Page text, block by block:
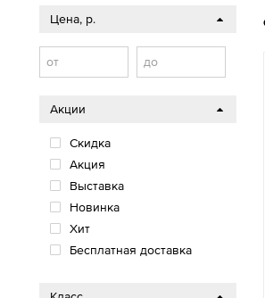
Цена, р.
от до
Акции
Скидка
Акция
Выставка
Новинка
Хит
Бесплатная доставка